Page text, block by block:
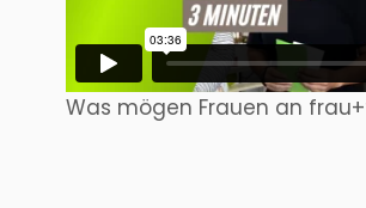
Was mögen Frauen an